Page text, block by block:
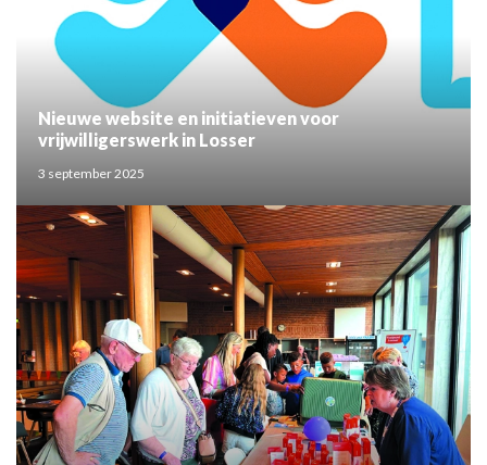
Nieuwe website en initiatieven voor
vrijwilligerswerk in Losser
3 september 2025